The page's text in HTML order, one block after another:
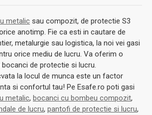
metalic sau compozit, de protectie S3
anotimp. Fie ca esti in cautare de
metalurgie sau logistica, la noi vei gasi
orice mediu de lucru. Va oferim o
de protectie si lucru.
la locul de munca este un factor
si confortul tau! Pe Esafe.ro poti gasi
metalic, bocanci cu bombeu compozit,
de lucru, pantofi de protectie si lucru,